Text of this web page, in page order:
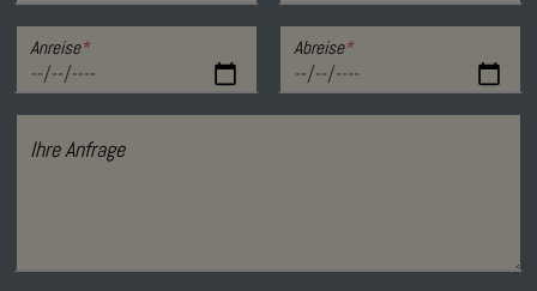
Anreise* Abreise*
Ihre Anfrage